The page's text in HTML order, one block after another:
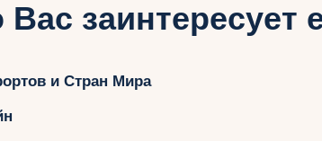
заинтересует
и Стран Мира